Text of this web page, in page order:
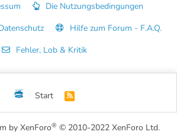
Die Nutzungsbedingungen
Hilfe zum Forum - F.A.Q.
Fehler, Lob & Kritik
Start
R
S
by XenForo® © 2010-2022 XenForo Ltd.